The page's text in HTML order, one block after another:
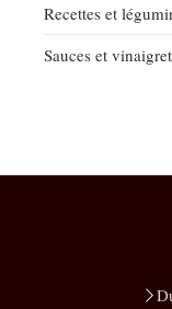
Recettes et
Sauces et